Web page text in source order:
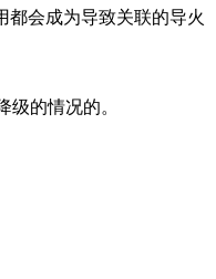
都会成为导致关联的导火
的情况的。